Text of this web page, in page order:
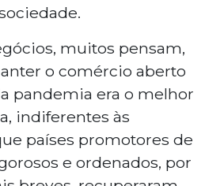
muitos pensam,
o comércio aberto
pandemia era o melhor
indiferentes às
países promotores de
e ordenados, por